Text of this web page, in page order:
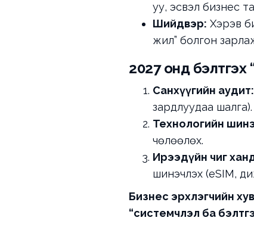
уу, эсвэл бизнес
Шийдвэр: Хэрэв
жил” болгон
2027 онд бэлтгэх
Санхүүгийн аудит:
зардлуудаа шалга).
Технологийн
чөлөөлөх.
Ирээдүйн чиг
шинэчлэх (eSIM,
Бизнес эрхлэгчийн
“системчлэл ба